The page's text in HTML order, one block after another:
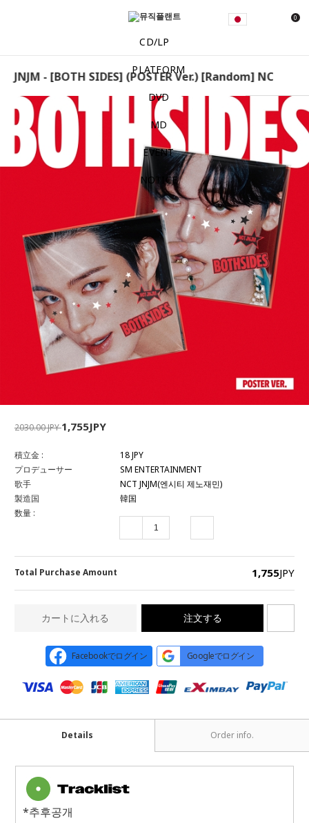
0
CD/LP
PLATFORM
DVD
MD
EVENT
NOTICE
- [BOTH SIDES] (POSTER Ver.) [Random] NCT
2030.00 JPY1,755JPY
積立金 :
18 JPY
プロデューサー
SM ENTERTAINMENT
歌手
NCT JNJM(엔시티 제노재민)
製造国
韓国
数量 :
Total Purchase Amount 1,755JPY
カートに入れる 注文する
Facebookでログイン Googleでログイン
Details Order info.
*추후공개